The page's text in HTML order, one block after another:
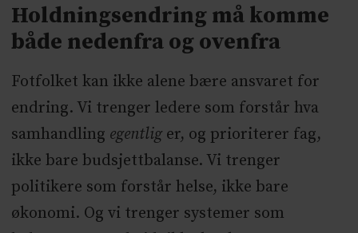
Holdningsendring må komme
både nedenfra og ovenfra
Fotfolket kan ikke alene bære ansvaret for
endring. Vi trenger ledere som forstår hva
samhandling egentliger, og prioriterer fag,
ikke bare budsjettbalanse. Vi trenger
politikere som forstår helse, ikke bare
økonomi. Og vi trenger systemer som